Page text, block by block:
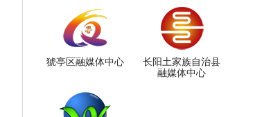
猇亭区融媒体中心
长阳土家族自治县
融媒体中心